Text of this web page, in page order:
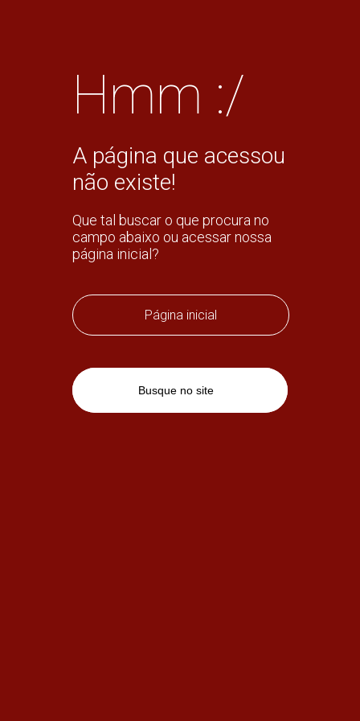
Hmm :/
A página que acessou
não existe!
Que tal buscar o que procura no
campo abaixo ou acessar nossa
página inicial?
Página inicial